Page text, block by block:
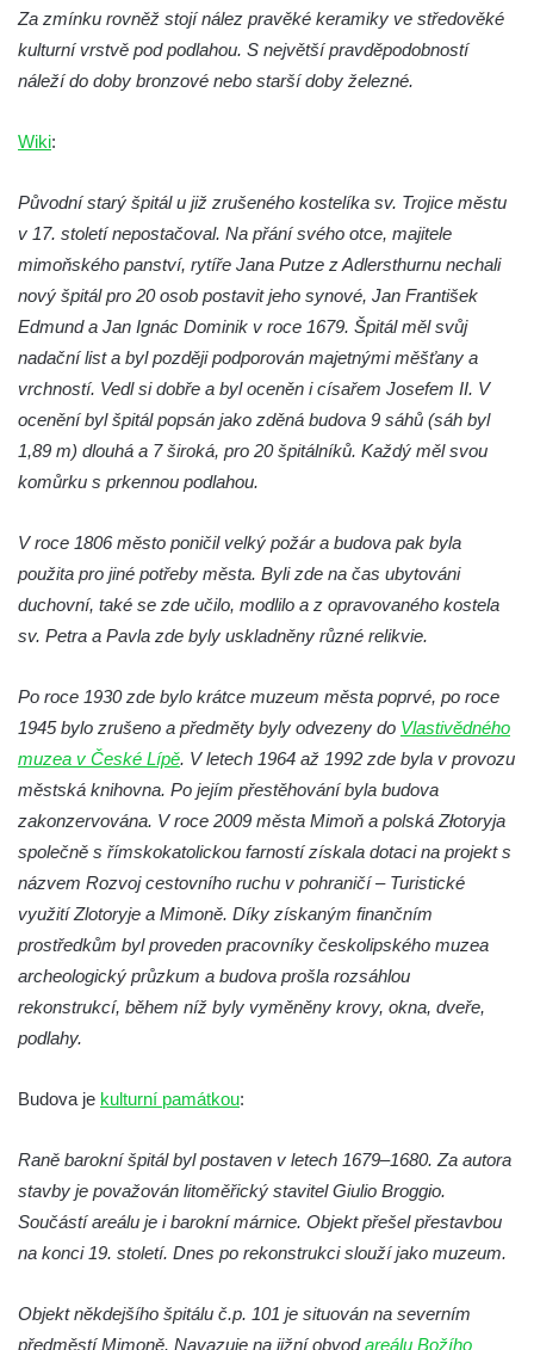
Za zmínku rovněž stojí nález pravěké keramiky ve středověké
kulturní vrstvě pod podlahou. S největší pravděpodobností
náleží do doby bronzové nebo starší doby železné.
Wiki:
Původní starý špitál u již zrušeného kostelíka sv. Trojice městu
v 17. století nepostačoval. Na přání svého otce, majitele
mimoňského panství, rytíře Jana Putze z Adlersthurnu nechali
nový špitál pro 20 osob postavit jeho synové, Jan František
Edmund a Jan Ignác Dominik v roce 1679. Špitál měl svůj
nadační list a byl později podporován majetnými měšťany a
vrchností. Vedl si dobře a byl oceněn i císařem Josefem II. V
ocenění byl špitál popsán jako zděná budova 9 sáhů (sáh byl
1,89 m) dlouhá a 7 široká, pro 20 špitálníků. Každý měl svou
komůrku s prkennou podlahou.
V roce 1806 město poničil velký požár a budova pak byla
použita pro jiné potřeby města. Byli zde na čas ubytováni
duchovní, také se zde učilo, modlilo a z opravovaného kostela
sv. Petra a Pavla zde byly uskladněny různé relikvie.
Po roce 1930 zde bylo krátce muzeum města poprvé, po roce
1945 bylo zrušeno a předměty byly odvezeny do Vlastivědného
muzea v České Lípě. V letech 1964 až 1992 zde byla v provozu
městská knihovna. Po jejím přestěhování byla budova
zakonzervována. V roce 2009 města Mimoň a polská Złotoryja
společně s římskokatolickou farností získala dotaci na projekt s
názvem Rozvoj cestovního ruchu v pohraničí – Turistické
využití Zlotoryje a Mimoně. Díky získaným finančním
prostředkům byl proveden pracovníky českolipského muzea
archeologický průzkum a budova prošla rozsáhlou
rekonstrukcí, během níž byly vyměněny krovy, okna, dveře,
podlahy.
Budova je kulturní památkou:
Raně barokní špitál byl postaven v letech 1679–1680. Za autora
stavby je považován litoměřický stavitel Giulio Broggio.
Součástí areálu je i barokní márnice. Objekt přešel přestavbou
na konci 19. století. Dnes po rekonstrukci slouží jako muzeum.
Objekt někdejšího špitálu č.p. 101 je situován na severním
předměstí Mimoně. Navazuje na jižní obvodareálu Božího